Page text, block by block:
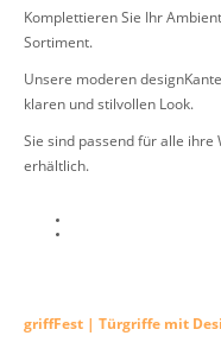
Komplettieren Sie Ihr
Sortiment.
Unsere moderen
klaren und stilvollen Look.
Sie sind passend für alle
erhältlich.
griffFest | Türgriffe mit